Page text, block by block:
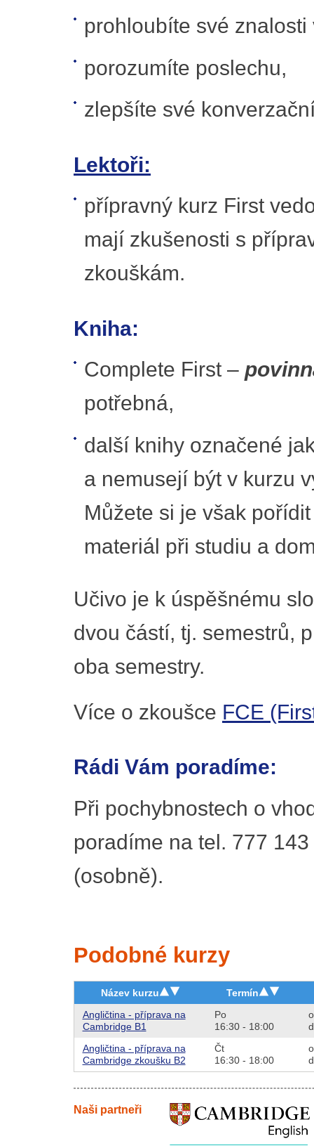
prohloubíte své znalosti
porozumíte poslechu,
zlepšíte své
Lektoři:
přípravný kurz First
mají zkušenosti s
zkouškám.
Kniha:
Complete First –
potřebná,
další knihy označené
a nemusejí být v kurzu
Můžete si je však
materiál při studiu a
Učivo je k úspěšnému
dvou částí, tj. semestrů,
oba semestry.
Více o zkoušce FCE
Rádi Vám poradíme:
Při pochybnostech o
poradíme na tel. 777
(osobně).
Podobné kurzy
Název kurzu
Termín
Angličtina - příprava na
Cambridge B1
Po
16:30 - 18:00
Angličtina - příprava na
Cambridge zkoušku B2
Čt
16:30 - 18:00
Naši partneři